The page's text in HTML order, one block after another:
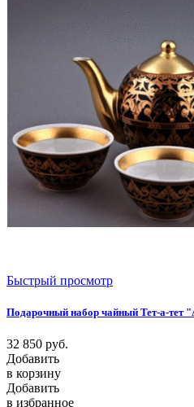
Быстрый просмотр
Подарочный набор чайный Тет-а-тет
32 850 руб.
Добавить
в корзину
Добавить
в избранное